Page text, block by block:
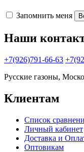
Запомнить меня
Наши
+7(926)791-66-63
Русские газоны,
Клиентам
Список
Личный кабинет
Доставка и
Оптовикам